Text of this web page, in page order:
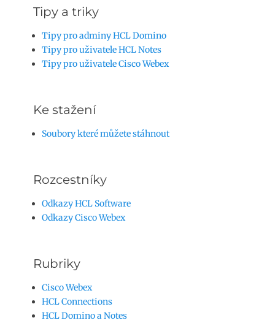
Tipy a triky
Tipy pro adminy HCL Domino
Tipy pro uživatele HCL Notes
Tipy pro uživatele Cisco Webex
Ke stažení
Soubory které můžete stáhnout
Rozcestníky
Odkazy HCL Software
Odkazy Cisco Webex
Rubriky
Cisco Webex
HCL Connections
HCL Domino a Notes